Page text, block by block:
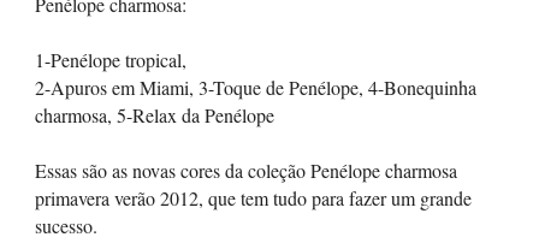
1-Penélope tropical,
2-Apuros em Miami, 3-Toque de Penélope, 4-Bonequinha
charmosa, 5-Relax da Penélope
Essas são as novas cores da coleção Penélope charmosa
primavera verão 2012, que tem tudo para fazer um grande
sucesso.